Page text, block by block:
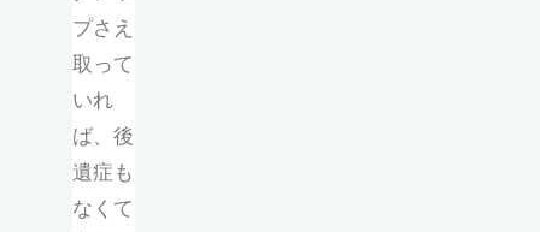
プさえ
取って
いれ
ば、後
遺症も
なくて